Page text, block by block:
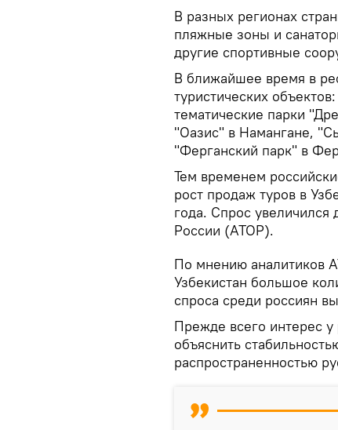
В разных регионах
пляжные зоны и
другие спортивные
В ближайшее время в
туристических
тематические парки
"Оазис" в Намангане,
"Ферганский парк" в
Тем временем
рост продаж туров в
года. Спрос
России (АТОР).
По мнению аналитиков
Узбекистан большое
спроса среди россиян
Прежде всего интерес у
объяснить
распространенностью